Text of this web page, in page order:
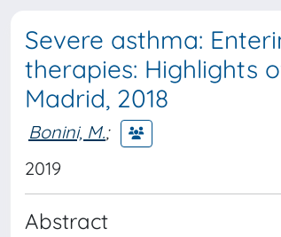
Severe asthma:
therapies: Highlights
Madrid, 2018
Bonini, M.;
2019
Abstract